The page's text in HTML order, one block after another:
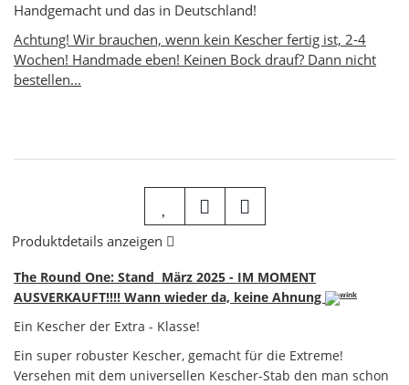
Handgemacht und das in Deutschland!
Achtung! Wir brauchen, wenn kein Kescher fertig ist, 2-4
Wochen! Handmade eben! Keinen Bock drauf? Dann nicht
bestellen...
Produktdetails anzeigen
The Round One: Stand März 2025 - IM MOMENT
AUSVERKAUFT!!!! Wann wieder da, keine Ahnung
Ein Kescher der Extra - Klasse!
Ein super robuster Kescher, gemacht für die Extreme!
Versehen mit dem universellen Kescher-Stab den man schon